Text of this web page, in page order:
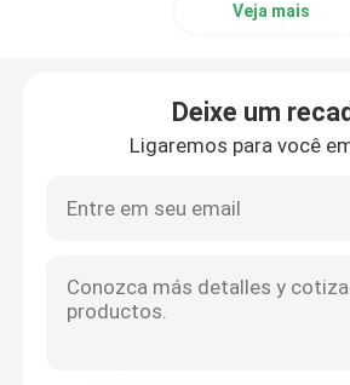
Veja mais
Deixe um
Ligaremos para você